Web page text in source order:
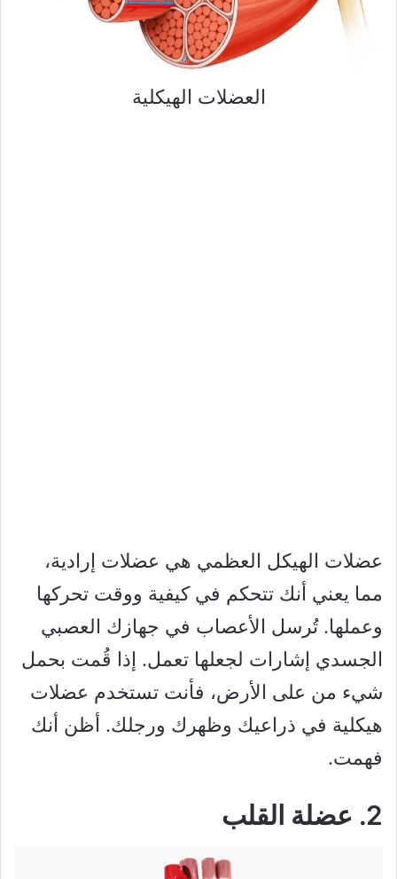
العضلات الهيكلية
عضلات الهيكل العظمي هي عضلات إرادية،
مما يعني أنك تتحكم في كيفية ووقت تحركها
وعملها. تُرسل الأعصاب في جهازك العصبي
الجسدي إشارات لجعلها تعمل. إذا قُمت بحمل
شيء من على الأرض، فأنت تستخدم عضلات
هيكلية في ذراعيك وظهرك ورجلك. أظن أنك
فهمت.
2. عضلة القلب